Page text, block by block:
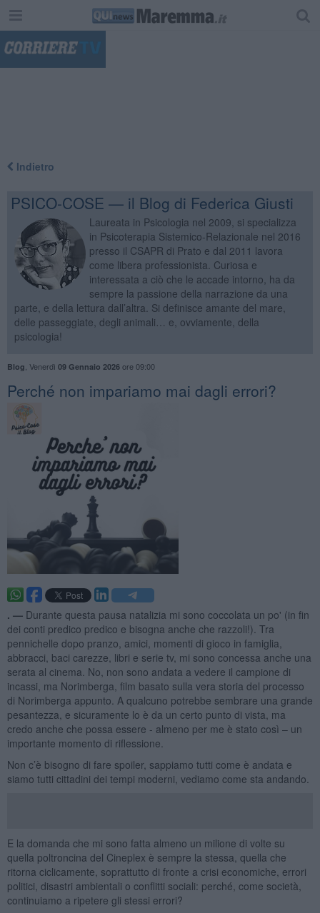
Indietro
PSICO-COSE — il Blog di Federica Giusti
Laureata in Psicologia nel 2009, si specializza
in Psicoterapia Sistemico-Relazionale nel 2016
presso il CSAPR di Prato e dal 2011 lavora
come libera professionista. Curiosa e
interessata a ciò che le accade intorno, ha da
sempre la passione della narrazione da una
parte, e della lettura dall’altra. Si definisce amante del mare,
delle passeggiate, degli animali… e, ovviamente, della
psicologia!
Blog Venerdì 09 Gennaio 2026ore 09:00
​Perché non impariamo mai dagli errori?
. — Durante questa pausa natalizia mi sono coccolata un po' (in fin
dei conti predico predico e bisogna anche che razzoli!). Tra
pennichelle dopo pranzo, amici, momenti di gioco in famiglia,
abbracci, baci carezze, libri e serie tv, mi sono concessa anche una
serata al cinema. No, non sono andata a vedere il campione di
incassi, ma Norimberga, film basato sulla vera storia del processo
di Norimberga appunto. A qualcuno potrebbe sembrare una grande
pesantezza, e sicuramente lo è da un certo punto di vista, ma
credo anche che possa essere - almeno per me è stato così – un
importante momento di riflessione.
Non c’è bisogno di fare spoiler, sappiamo tutti come è andata e
siamo tutti cittadini dei tempi moderni, vediamo come sta andando.
E la domanda che mi sono fatta almeno un milione di volte su
quella poltroncina del Cineplex è sempre la stessa, quella che
ritorna ciclicamente, soprattutto di fronte a crisi economiche, errori
politici, disastri ambientali o conflitti sociali: perché, come società,
continuiamo a ripetere gli stessi errori?